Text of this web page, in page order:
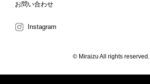
お問い合わせ
Instagram
© Miraizu All rights reserved.